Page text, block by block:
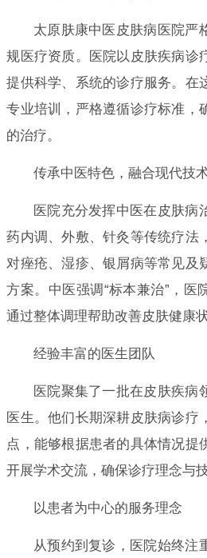
太原肤康中医皮肤病医院严
规医疗资质。医院以皮肤疾病诊
提供科学、系统的诊疗服务。在
专业培训，严格遵循诊疗标准，
的治疗。
传承中医特色，融合现代技
医院充分发挥中医在皮肤病
药内调、外敷、针灸等传统疗法
对痤疮、湿疹、银屑病等常见及
方案。中医强调“标本兼治”，医
通过整体调理帮助改善皮肤健康状
经验丰富的医生团队
医院聚集了一批在皮肤疾病
医生。他们长期深耕皮肤病诊疗
点，能够根据患者的具体情况提
开展学术交流，确保诊疗理念与
以患者为中心的服务理念
从预约到复诊，医院始终注